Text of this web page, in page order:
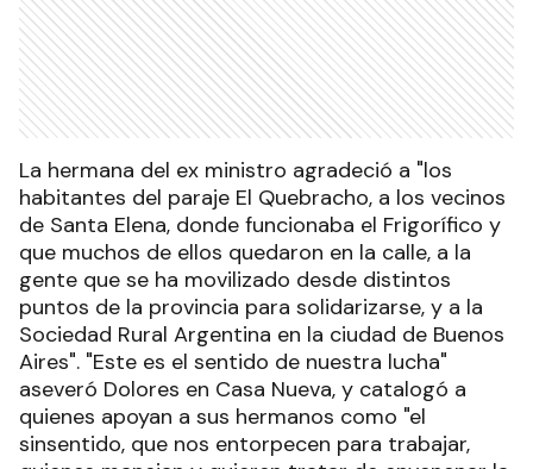
La hermana del ex ministro agradeció a "los
habitantes del paraje El Quebracho, a los vecinos
de Santa Elena, donde funcionaba el Frigorífico y
que muchos de ellos quedaron en la calle, a la
gente que se ha movilizado desde distintos
puntos de la provincia para solidarizarse, y a la
Sociedad Rural Argentina en la ciudad de Buenos
Aires". "Este es el sentido de nuestra lucha"
aseveró Dolores en Casa Nueva, y catalogó a
quienes apoyan a sus hermanos como "el
sinsentido, que nos entorpecen para trabajar,